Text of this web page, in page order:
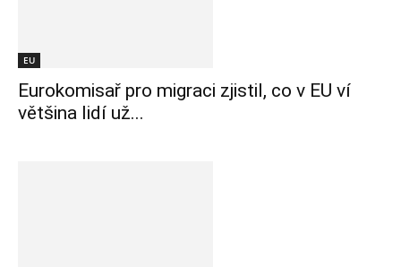
EU
Eurokomisař pro migraci zjistil, co v EU ví
většina lidí už...